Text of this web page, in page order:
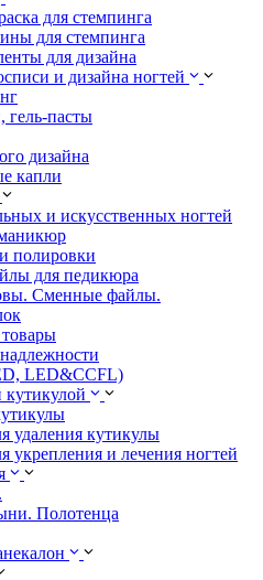
для стемпинга
для стемпинга
для дизайна
и дизайна ногтей
гель-пасты
дизайна
капли
и искусственных ногтей
полировки
для педикюра
Сменные файлы.
LED&CCFL)
кутикулой
удаления кутикулы
укрепления и лечения ногтей
Полотенца